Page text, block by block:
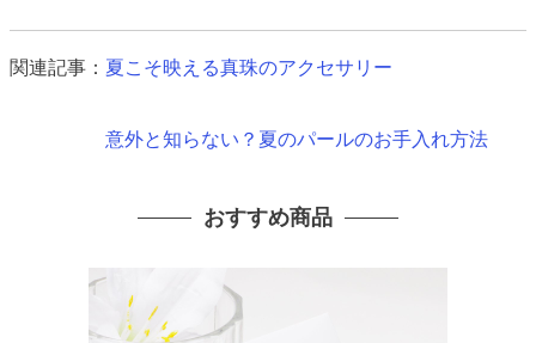
関連記事： 夏こそ映える真珠のアクセサリー
意外と知らない？夏のパールのお手入れ方法
おすすめ商品